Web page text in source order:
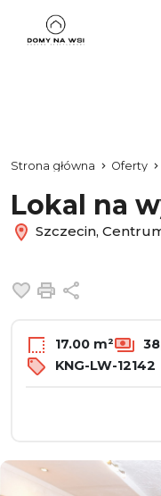
Strona główna Oferty
Lokal na
Szczecin,
Dodaj do
Drukuj
17.00 m²
KNG-LW-12142